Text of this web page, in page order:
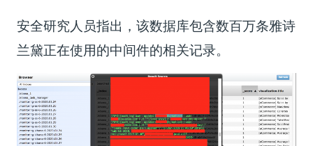
安全研究人员指出，该数据库包含数百万条雅诗
兰黛正在使用的中间件的相关记录。